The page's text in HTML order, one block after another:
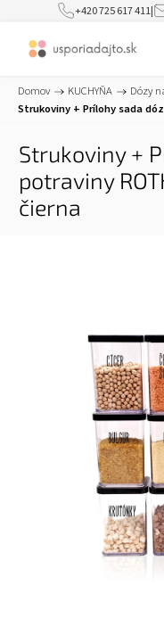
+420 725 617 411|
Domov / KUCHYŇA / Dózy
Strukoviny + Prílohy sada
Strukoviny +
potraviny
čierna